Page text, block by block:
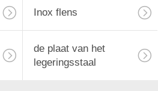
Inox flens
de plaat van het
legeringsstaal